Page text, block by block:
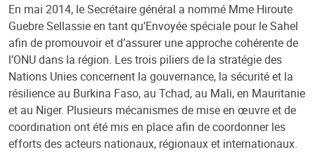
En mai 2014, le Secrétaire général a nommé Mme Hiroute
Guebre Sellassie en tant qu’Envoyée spéciale pour le Sahel
afin de promouvoir et d’assurer une approche cohérente de
l’ONU dans la région. Les trois piliers de la stratégie des
Nations Unies concernent la gouvernance, la sécurité et la
résilience au Burkina Faso, au Tchad, au Mali, en Mauritanie
et au Niger. Plusieurs mécanismes de mise en œuvre et de
coordination ont été mis en place afin de coordonner les
efforts des acteurs nationaux, régionaux et internationaux.